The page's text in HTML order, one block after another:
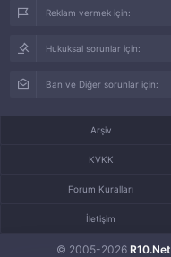
Reklam vermek için:
Hukuksal sorunlar için:
Ban ve Diğer sorunlar için:
© 2005-2026 R10.Net
Arşiv
KVKK
Forum Kuralları
İletişim